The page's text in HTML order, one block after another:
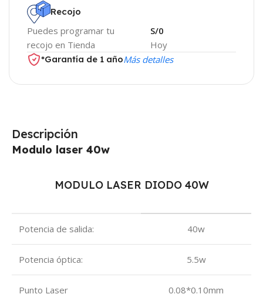
Recojo
Puedes programar tu
recojo en Tienda
Hoy
S/0
*Garantía de 1 añoMás detalles
Descripción
Modulo laser 40w
MODULO LASER DIODO 40W
Potencia de salida: 40w
Potencia óptica: 5.5w
Punto Laser 0.08*0.10mm